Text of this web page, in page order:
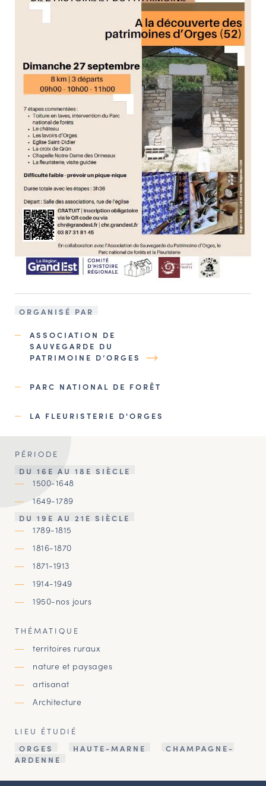
ORGANISÉ PAR
ASSOCIATION DE
SAUVEGARDE DU
PATRIMOINE D’ORGES
PARC NATIONAL DE FORÊT
LA FLEURISTERIE D'ORGES
PÉRIODE
DU 16E AU 18E SIÈCLE
1500-1648
1649-1789
DU 19E AU 21E SIÈCLE
1789-1815
1816-1870
1871-1913
1914-1949
1950-nos jours
THÉMATIQUE
territoires ruraux
nature et paysages
artisanat
Architecture
LIEU ÉTUDIÉ
ORGES
HAUTE-MARNE
CHAMPAGNE-
ARDENNE